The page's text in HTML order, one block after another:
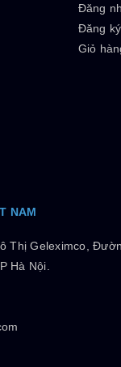
Đăng
Đăng ký
Giỏ
NAM
Thị Geleximco,
Hà Nội.